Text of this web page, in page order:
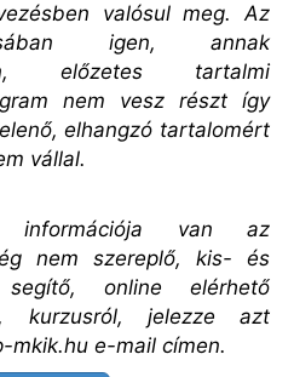
valósul meg. Az
igen, annak
előzetes tartalmi
nem vesz részt így
elhangzó tartalomért
vállal.
információja van az
nem szereplő, kis- és
segítő, online elérhető
kurzusról, jelezze azt
mkik.hu e-mail címen.